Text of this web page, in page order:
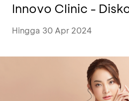
Innovo Clinic -
Hingga 30 Apr 2024